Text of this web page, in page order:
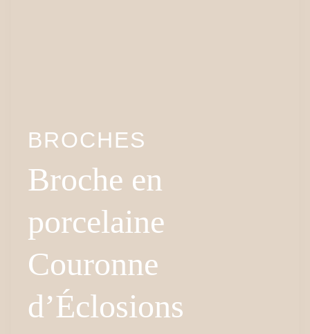
BROCHES
Broche en
porcelaine
Couronne
d’Éclosions